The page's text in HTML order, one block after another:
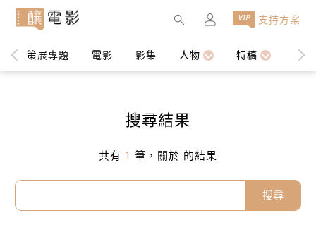
策展專題 電影 影集 人物 特稿 編
支持方案
×
搜尋結果
共有 1 筆，關於 的結果
搜尋